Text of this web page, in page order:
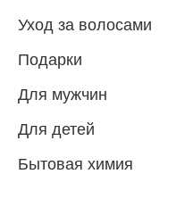
Уход за волосами
Подарки
Для мужчин
Для детей
Бытовая химия